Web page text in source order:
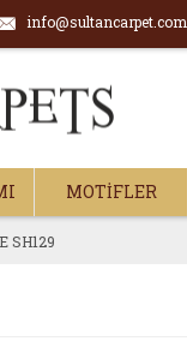
info@sultancarpet.com
MOTİFLER
SH129